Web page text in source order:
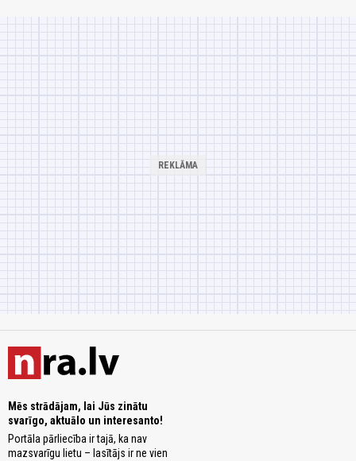
Mēs strādājam, lai Jūs zinātu
svarīgo, aktuālo un interesanto!
Portāla pārliecība ir tajā, ka nav
mazsvarīgu lietu – lasītājs ir ne vien